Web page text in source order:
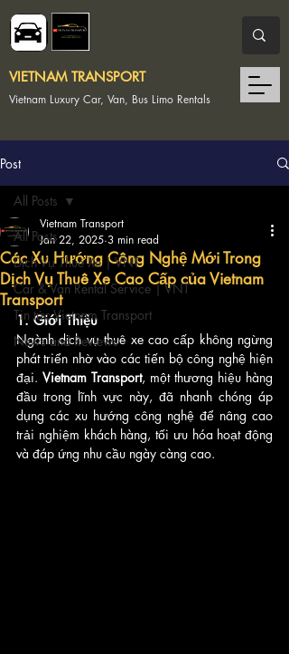
Vietnam Luxury Car, Van, Bus Limo Rentals
VIETNAM TRANSPORT
Post
All Posts
Dịch Vụ Thuê Xe | VNT
Car & Van Rental Service | VNT
Tin tức Vietnam Transport
News and Reviews
All Posts
Các Xu Hướng Công Nghệ Mới Trong
Dịch Vụ Thuê Xe Cao Cấp của Vietnam
Transport
Vietnam Transport
Jan 22, 2025 3 min read
1. Giới Thiệu
Ngành dịch vụ thuê xe cao cấp không ngừng
phát triển nhờ vào các tiến bộ công nghệ hiện
đại. Vietnam Transport, một thương hiệu hàng
đầu trong lĩnh vực này, đã nhanh chóng áp
dụng các xu hướng công nghệ để nâng cao
trải nghiệm khách hàng, tối ưu hóa hoạt động
và đáp ứng nhu cầu ngày càng cao.